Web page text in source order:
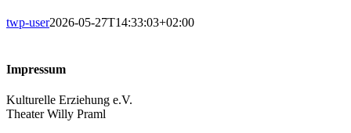
twp-user2026-05-27T14:33:03+02:00
Impressum
Kulturelle Erziehung e.V.
Theater Willy Praml